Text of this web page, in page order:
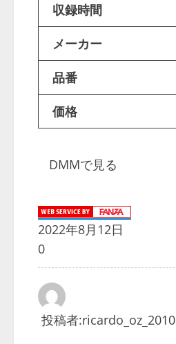
収録時間
メーカー
品番
価格
DMMで見る
2022年8月12日
0
投稿者:ricardo_oz_2010